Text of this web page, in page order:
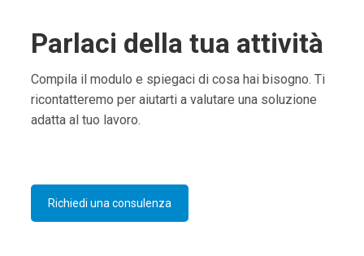
Parlaci della tua attività
Compila il modulo e spiegaci di cosa hai bisogno. Ti
ricontatteremo per aiutarti a valutare una soluzione
adatta al tuo lavoro.
Richiedi una consulenza